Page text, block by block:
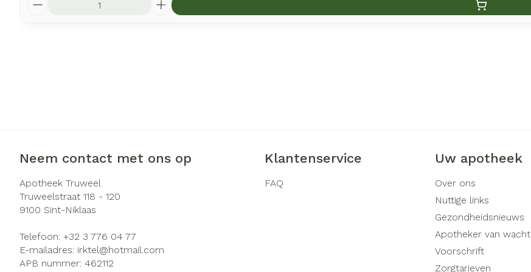
Neem contact met ons op
Apotheek Truweel
Truweelstraat 118 - 120
9100 Sint-Niklaas
Telefoon: +32 3 776 04 77
E-mailadres: irktel@hotmail.com
APB nummer: 462112
Klantenservice
FAQ
Uw apotheek
Over ons
Nuttige links
Gezondheidsnieuws
Apotheker van wacht
Voorschrift
Zorgtarieven